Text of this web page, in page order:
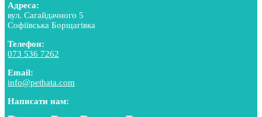
Адреса:
вул. Сагайдачного 5
Софіївська Борщагівка
Телефон:
073 536 7262
Email:
info@pethata.com
Написати нам: